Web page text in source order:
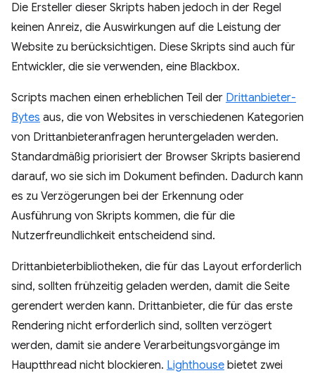
Die Ersteller dieser Skripts haben jedoch in der Regel
keinen Anreiz, die Auswirkungen auf die Leistung der
Website zu berücksichtigen. Diese Skripts sind auch für
Entwickler, die sie verwenden, eine Blackbox.
Scripts machen einen erheblichen Teil der Drittanbieter-
Bytes aus, die von Websites in verschiedenen Kategorien
von Drittanbieteranfragen heruntergeladen werden.
Standardmäßig priorisiert der Browser Skripts basierend
darauf, wo sie sich im Dokument befinden. Dadurch kann
es zu Verzögerungen bei der Erkennung oder
Ausführung von Skripts kommen, die für die
Nutzerfreundlichkeit entscheidend sind.
Drittanbieterbibliotheken, die für das Layout erforderlich
sind, sollten frühzeitig geladen werden, damit die Seite
gerendert werden kann. Drittanbieter, die für das erste
Rendering nicht erforderlich sind, sollten verzögert
werden, damit sie andere Verarbeitungsvorgänge im
Hauptthread nicht blockieren. Lighthouse bietet zwei